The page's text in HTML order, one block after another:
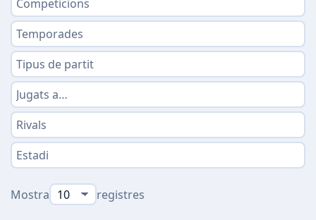
Mostra registres